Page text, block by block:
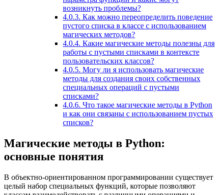
возникнуть проблемы?
4.0.3. Как можно переопределить поведение
пустого списка в классе с использованием
магических методов?
4.0.4. Какие магические методы полезны для
работы с пустыми списками в контексте
пользовательских классов?
4.0.5. Могу ли я использовать магические
методы для создания своих собственных
специальных операций с пустыми
списками?
4.0.6. Что такое магические методы в Python
и как они связаны с использованием пустых
списков?
Магические методы в Python:
основные понятия
В объектно-ориентированном программировании существует
целый набор специальных функций, которые позволяют